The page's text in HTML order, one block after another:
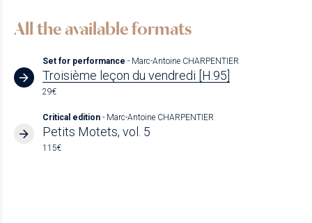
All the available formats
Set for performance - Marc-Antoine CHARPENTIER
Troisième leçon du vendredi [H.95]
29€
Critical edition - Marc-Antoine CHARPENTIER
Petits Motets, vol. 5
115€